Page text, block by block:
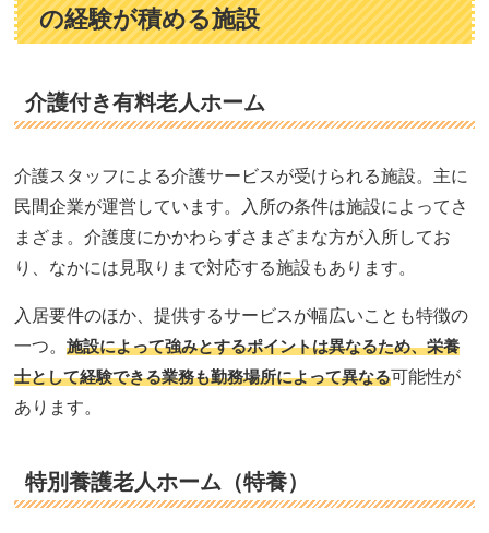
の経験が積める施設
介護付き有料老人ホーム
介護スタッフによる介護サービスが受けられる施設。主に
民間企業が運営しています。入所の条件は施設によってさ
まざま。介護度にかかわらずさまざまな方が入所してお
り、なかには見取りまで対応する施設もあります。
入居要件のほか、提供するサービスが幅広いことも特徴の
一つ。施設によって強みとするポイントは異なるため、栄養
士として経験できる業務も勤務場所によって異なる可能性が
あります。
特別養護老人ホーム（特養）